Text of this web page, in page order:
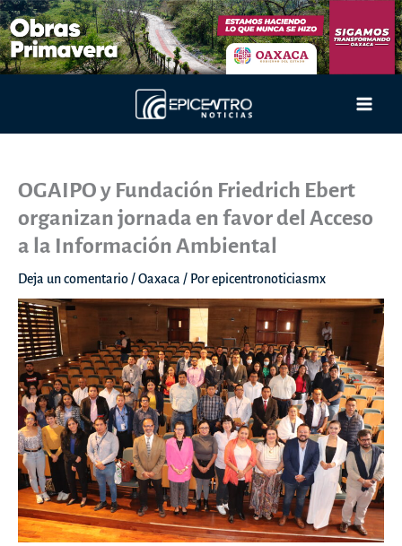
Ir
al
contenido
OGAIPO y Fundación Friedrich Ebert
organizan jornada en favor del Acceso
a la Información Ambiental
Deja un comentario/Oaxaca / Porepicentronoticiasmx